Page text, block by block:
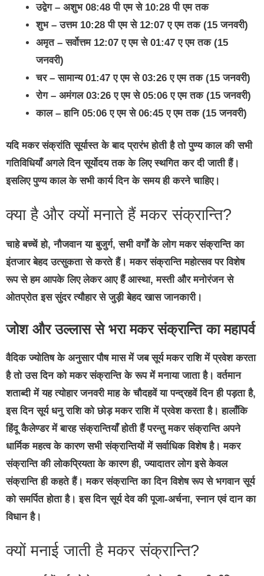
उद्वेग – अशुभ 08:48 पी एम से 10:28 पी एम तक
शुभ – उत्तम 10:28 पी एम से 12:07 ए एम तक (15 जनवरी)
अमृत – सर्वोत्तम 12:07 ए एम से 01:47 ए एम तक (15
जनवरी)
चर – सामान्य 01:47 ए एम से 03:26 ए एम तक (15 जनवरी)
रोग – अमंगल 03:26 ए एम से 05:06 ए एम तक (15 जनवरी)
काल – हानि 05:06 ए एम से 06:45 ए एम तक (15 जनवरी)
यदि मकर संक्रांति सूर्यास्त के बाद प्रारंभ होती है तो पुण्य काल की सभी
गतिविधियाँ अगले दिन सूर्योदय तक के लिए स्थगित कर दी जाती हैं।
इसलिए पुण्य काल के सभी कार्य दिन के समय ही करने चाहिए।
क्या है और क्यों मनाते हैं मकर संक्रान्ति?
चाहे बच्चें हो, नौजवान या बुजुर्ग, सभी वर्गों के लोग मकर संक्रान्ति का
इंतजार बेहद उत्सुकता से करते हैं। मकर संक्रान्ति महोत्सव पर विशेष
रूप से हम आपके लिए लेकर आए हैं आस्था, मस्ती और मनोरंजन से
ओतप्रोत इस सुंदर त्यौहार से जुड़ी बेहद खास जानकारी।
जोश और उल्लास से भरा मकर संक्रान्ति का महापर्व
वैदिक ज्योतिष के अनुसार पौष मास में जब सूर्य मकर राशि में प्रवेश करता
है तो उस दिन को मकर संक्रान्ति के रूप में मनाया जाता है। वर्तमान
शताब्दी में यह त्योहार जनवरी माह के चौदहवें या पन्द्रहवें दिन ही पड़ता है,
इस दिन सूर्य धनु राशि को छोड़ मकर राशि में प्रवेश करता है। हालाँकि
हिंदू कैलेण्डर में बारह संक्रान्तियाँ होती हैं परन्तु मकर संक्रान्ति अपने
धार्मिक महत्व के कारण सभी संक्रान्तियों में सर्वाधिक विशेष है। मकर
संक्रान्ति की लोकप्रियता के कारण ही, ज्यादातर लोग इसे केवल
संक्रान्ति ही कहते हैं। मकर संक्रान्ति का दिन विशेष रूप से भगवान सूर्य
को समर्पित होता है। इस दिन सूर्य देव की पूजा-अर्चना, स्नान एवं दान का
विधान है।
क्यों मनाई जाती है मकर संक्रान्ति?